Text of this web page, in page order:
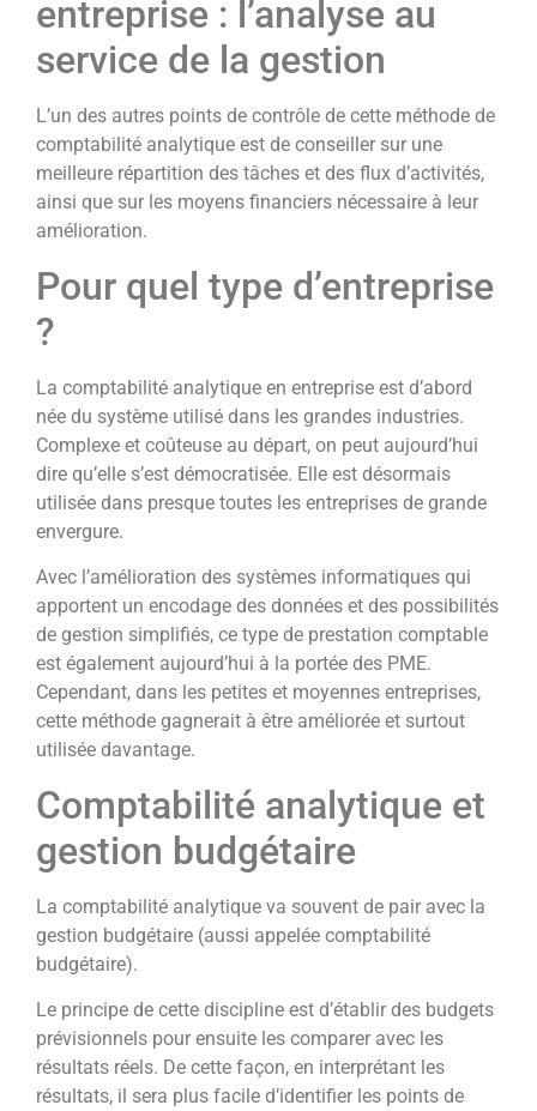
entreprise : l’analyse au
service de la gestion
L’un des autres points de contrôle de cette méthode de
comptabilité analytique est de conseiller sur une
meilleure répartition des tâches et des flux d’activités,
ainsi que sur les moyens financiers nécessaire à leur
amélioration.
Pour quel type d’entreprise
?
La comptabilité analytique en entreprise est d’abord
née du système utilisé dans les grandes industries.
Complexe et coûteuse au départ, on peut aujourd’hui
dire qu’elle s’est démocratisée. Elle est désormais
utilisée dans presque toutes les entreprises de grande
envergure.
Avec l’amélioration des systèmes informatiques qui
apportent un encodage des données et des possibilités
de gestion simplifiés, ce type de prestation comptable
est également aujourd’hui à la portée des PME.
Cependant, dans les petites et moyennes entreprises,
cette méthode gagnerait à être améliorée et surtout
utilisée davantage.
Comptabilité analytique et
gestion budgétaire
La comptabilité analytique va souvent de pair avec la
gestion budgétaire (aussi appelée comptabilité
budgétaire).
Le principe de cette discipline est d’établir des budgets
prévisionnels pour ensuite les comparer avec les
résultats réels. De cette façon, en interprétant les
résultats, il sera plus facile d’identifier les points de